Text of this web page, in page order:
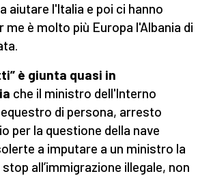
aiutare l'Italia e poi ci hanno
è molto più Europa l'Albania di
è giunta quasi in
che il ministro dell'Interno
di persona, arresto
per la questione della nave
a imputare a un ministro la
all’immigrazione illegale, non